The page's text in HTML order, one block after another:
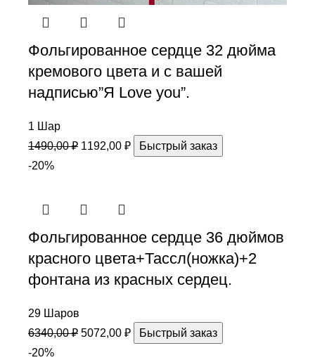
Фольгированное сердце 32 дюйма
кремового цвета и с вашей
надписью”Я Love you”.
1 Шар
1490,00₽ 1192,00 ₽
Быстрый заказ
-20%
Фольгированное сердце 36 дюймов
красного цвета+Тассл(ножка)+2
фонтана из красных сердец.
29 Шаров
6340,00₽ 5072,00 ₽
Быстрый заказ
-20%